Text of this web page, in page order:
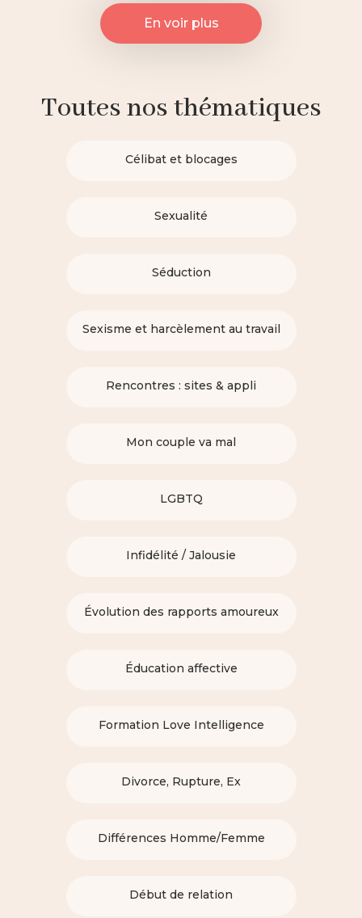
En voir plus
Toutes nos thématiques
Célibat et blocages
Sexualité
Séduction
Sexisme et harcèlement au travail
Rencontres : sites & appli
Mon couple va mal
LGBTQ
Infidélité / Jalousie
Évolution des rapports amoureux
Éducation affective
Formation Love Intelligence
Divorce, Rupture, Ex
Différences Homme/Femme
Début de relation